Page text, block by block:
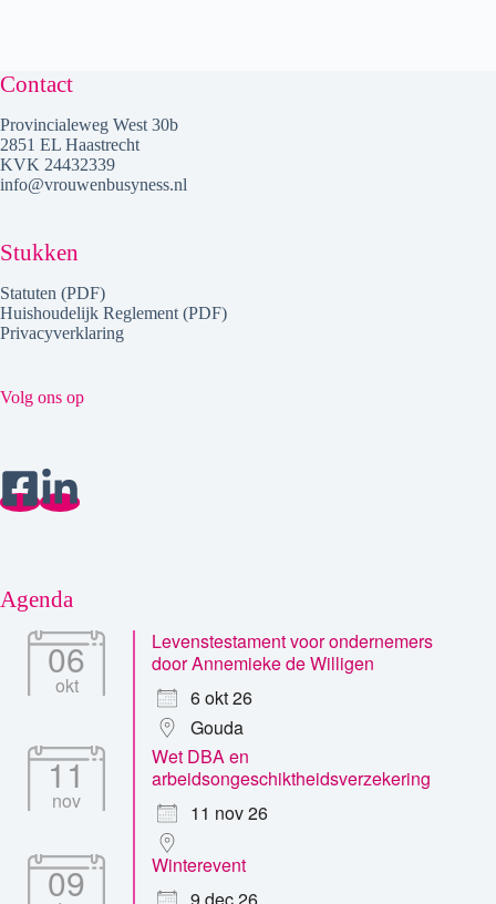
Contact
Provincialeweg West 30b
2851 EL Haastrecht
KVK 24432339
info@vrouwenbusyness.nl
Stukken
Statuten (PDF)
Huishoudelijk Reglement (PDF)
Privacyverklaring
Volg ons op
Agenda
06
okt
Levenstestament voor ondernemers
door Annemieke de Willigen
6 okt 26
Gouda
11
nov
Wet DBA en
arbeidsongeschiktheidsverzekering
11 nov 26
09
Winterevent